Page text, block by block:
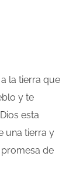
la tierra que
y te
esta
una tierra y
de